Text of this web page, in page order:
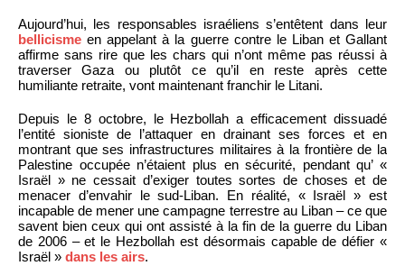
Aujourd’hui, les responsables israéliens s’entêtent dans leur
bellicisme en appelant à la guerre contre le Liban et Gallant
affirme sans rire que les chars qui n’ont même pas réussi à
traverser Gaza ou plutôt ce qu’il en reste après cette
humiliante retraite, vont maintenant franchir le Litani.
Depuis le 8 octobre, le Hezbollah a efficacement dissuadé
l’entité sioniste de l’attaquer en drainant ses forces et en
montrant que ses infrastructures militaires à la frontière de la
Palestine occupée n’étaient plus en sécurité, pendant qu’ «
Israël » ne cessait d’exiger toutes sortes de choses et de
menacer d’envahir le sud-Liban. En réalité, « Israël » est
incapable de mener une campagne terrestre au Liban – ce que
savent bien ceux qui ont assisté à la fin de la guerre du Liban
de 2006 – et le Hezbollah est désormais capable de défier «
Israël » dans les airs.